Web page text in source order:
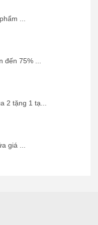
...
đến 75% ...
2 tặng 1 tạ...
giá ...